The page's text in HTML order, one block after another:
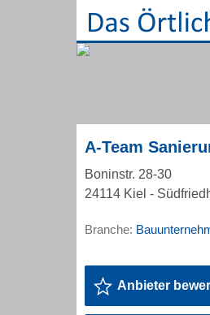
A-Team
Boninstr. 28-30
24114 Kiel -
Branche:
Anbieter